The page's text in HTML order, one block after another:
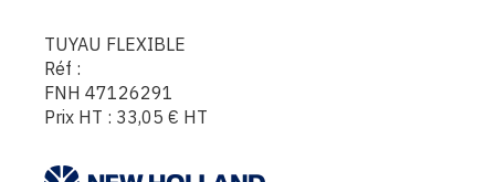
TUYAU FLEXIBLE
Réf :
FNH 47126291
Prix HT : 33,05 € HT